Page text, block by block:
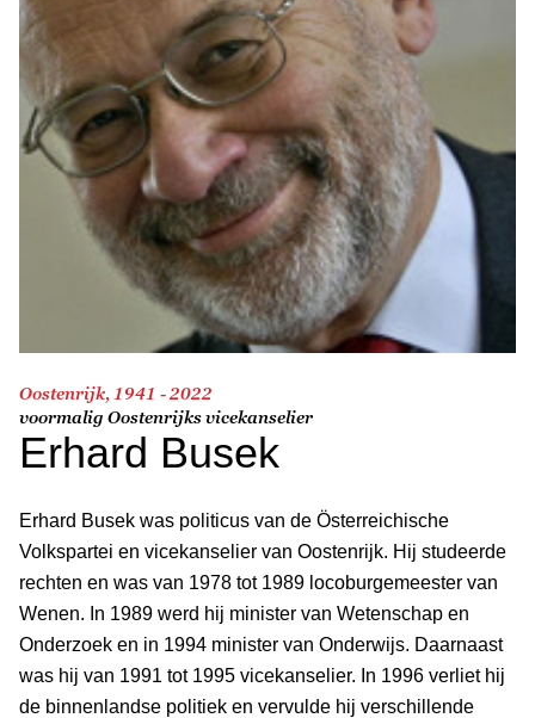
Oostenrijk, 1941 - 2022
voormalig Oostenrijks vicekanselier
Erhard Busek
Erhard Busek was politicus van de Österreichische
Volkspartei en vicekanselier van Oostenrijk. Hij studeerde
rechten en was van 1978 tot 1989 locoburgemeester van
Wenen. In 1989 werd hij minister van Wetenschap en
Onderzoek en in 1994 minister van Onderwijs. Daarnaast
was hij van 1991 tot 1995 vicekanselier. In 1996 verliet hij
de binnenlandse politiek en vervulde hij verschillende